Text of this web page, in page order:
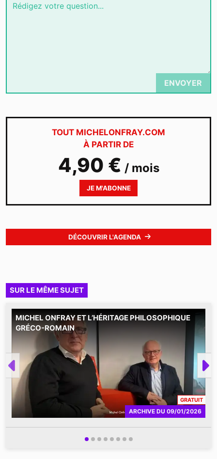
ENVOYER
TOUT MICHELONFRAY.COM
À PARTIR DE
4,90 € / mois
JE M'ABONNE
DÉCOUVRIR L'AGENDA
SUR LE MÊME SUJET
MICHEL ONFRAY ET L’HÉRITAGE PHILOSOPHIQUE
GRÉCO-ROMAIN
GRATUIT
ARCHIVE DU 09/01/2026